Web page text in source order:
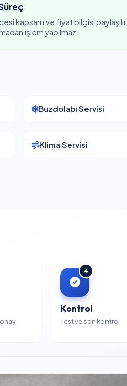
kapsam ve fiyat bilgisi paylaşılır,
işlem yapılmaz.
Buzdolabı Servisi
Klima Servisi
4
Kontrol
Test ve son kontrol